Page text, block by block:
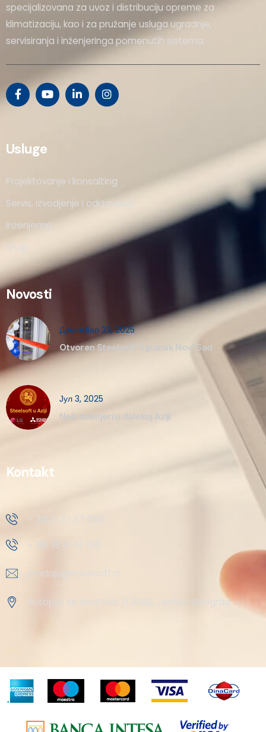
specijalizovana za uvoz i distribuciju opreme za
klimatizaciju, kao i za pružanje usluga ugradnje,
servisiranja i inženjeringa pomenutih sistema.
Usluge
Projektovanje i konsalting
Servis, izvodjenje i održavanje
Inženjering
Shop
Novosti
Децембар 23, 2025
Otvoren Steelsoft Ogranak Novi Sad
Јул 3, 2025
Naši inženjeri u dalekoj Aziji
Kontakt
+ 381 11 37 57 555
+ 381 18 41 51 230
prodaja@steelsoft.rs
Autoput za Novi Sad 71 11080, Zemun-Beograd